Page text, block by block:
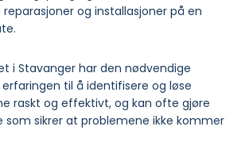
og installasjoner på en
i Stavanger har den nødvendige
til å identifisere og løse
raskt og effektivt, og kan ofte gjøre
sikrer at problemene ikke kommer